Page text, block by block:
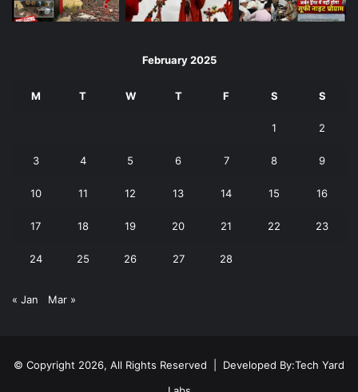
February 2025
M T W T F S S
1 2
3 4 5 6 7 8 9
10 11 12 13 14 15 16
17 18 19 20 21 22 23
24 25 26 27 28
« Jan Mar »
© Copyright 2026, All Rights Reserved | Developed By:Tech Yard